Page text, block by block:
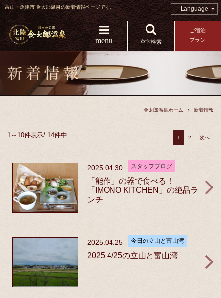
富山・魚津市 金太郎温泉の新着情報ページです。 Language
menu 空室検索
ご宿泊
プラン
金太郎温泉ホーム 新着情報
1～10件表示/ 14件中 1 2 次へ
2025.04.30 スタッフブログ
「能作」の器で食べる！
「IMONO KITCHEN」の絶品ラ
ンチ
2025.04.25 今日の立山と富山湾
2025 4/25の立山と富山湾